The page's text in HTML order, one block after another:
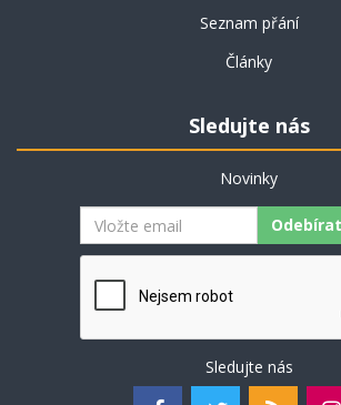
Seznam přání
Články
Sledujte nás
Novinky
Odebírat
Sledujte nás